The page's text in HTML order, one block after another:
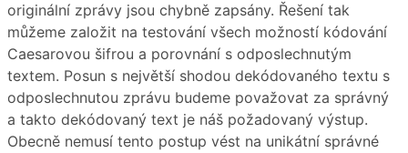
originální zprávy jsou chybně zapsány. Řešení tak
můžeme založit na testování všech možností kódování
Caesarovou šifrou a porovnání s odposlechnutým
textem. Posun s největší shodou dekódovaného textu s
odposlechnutou zprávu budeme považovat za správný
a takto dekódovaný text je náš požadovaný výstup.
Obecně nemusí tento postup vést na unikátní správné